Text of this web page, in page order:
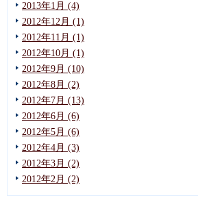
2013年1月 (4)
2012年12月 (1)
2012年11月 (1)
2012年10月 (1)
2012年9月 (10)
2012年8月 (2)
2012年7月 (13)
2012年6月 (6)
2012年5月 (6)
2012年4月 (3)
2012年3月 (2)
2012年2月 (2)